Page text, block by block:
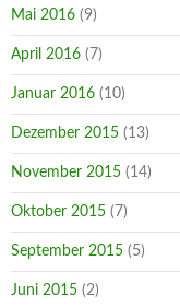
Mai 2016 (9)
April 2016 (7)
Januar 2016 (10)
Dezember 2015 (13)
November 2015 (14)
Oktober 2015 (7)
September 2015 (5)
Juni 2015 (2)